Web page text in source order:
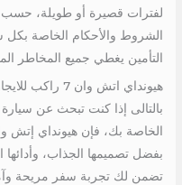
لفترات قصيرة أو طويلة، حسب
الشروط والأحكام الخاصة بكل
التأمين يغطي جميع المخاطر
هيونداي اتش وان 7 راكب للايجار 01016549043
بالتالى إذا كنت تبحث عن سيارة
بفضل تصميمها الجذاب، وأدائها
تضمن لك تجربة سفر مريحة